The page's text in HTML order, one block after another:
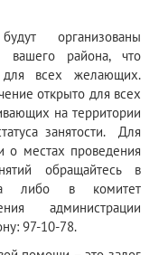
организованы
вашего района, что
для всех желающих.
открыто для всех
на территории
занятости. Для
о местах проведения
обращайтесь в
либо в комитет
администрации
97-10-78.